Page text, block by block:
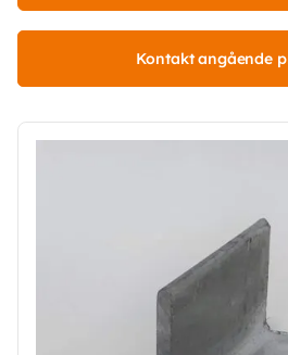
Kontakt angående